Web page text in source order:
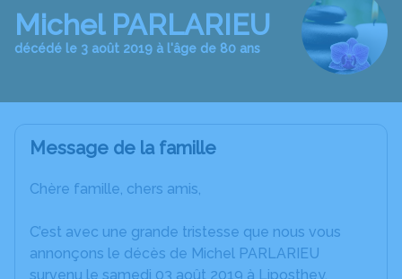
Michel PARLARIEU
décédé le 3 août 2019 à l'âge de 80 ans
Message de la famille
Chère famille, chers amis,
C’est avec une grande tristesse que nous vous
annonçons le décès de Michel PARLARIEU
survenu le samedi 03 août 2019 à Liposthey.